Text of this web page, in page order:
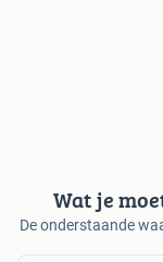
Wat je
De onderstaande